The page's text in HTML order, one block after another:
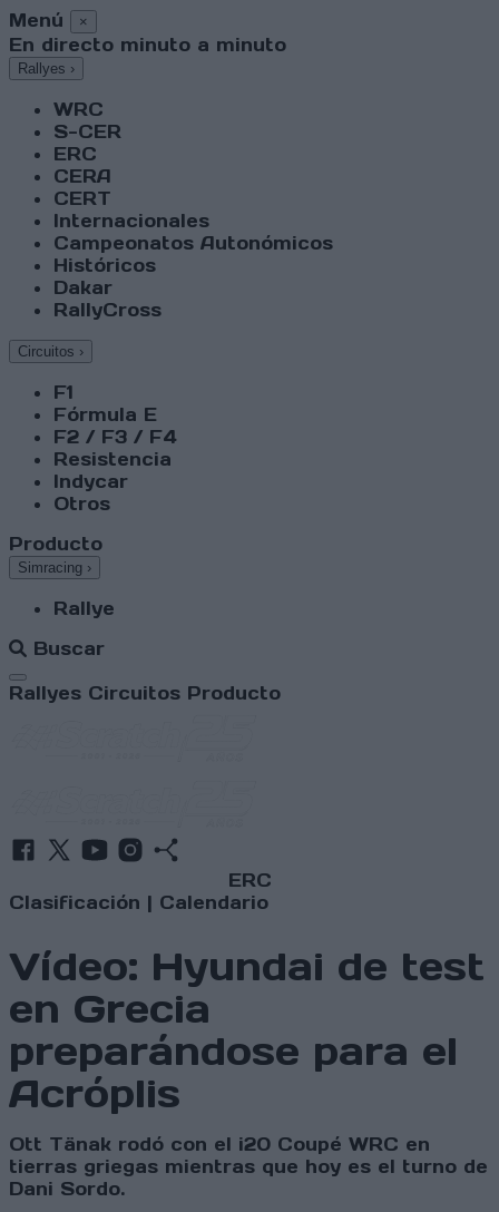
Menú ×
En directo minuto a minuto
Rallyes ›
WRC
S-CER
ERC
CERA
CERT
Internacionales
Campeonatos Autonómicos
Históricos
Dakar
RallyCross
Circuitos ›
F1
Fórmula E
F2 / F3 / F4
Resistencia
Indycar
Otros
Producto
Simracing ›
Rallye
Buscar
Abrir menú
Rallyes Circuitos Producto
ERC
Clasificación | Calendario
Vídeo: Hyundai de test
en Grecia
preparándose para el
Acróplis
Ott Tänak rodó con el i20 Coupé WRC en
tierras griegas mientras que hoy es el turno de
Dani Sordo.